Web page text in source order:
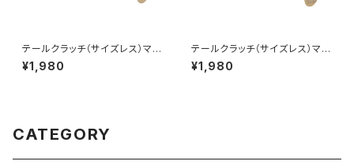
テールクラッチ（サイズレス）マー
ブル HTC0108-BL（ブルー）
¥1,980
テールクラッチ（サイズレス）マー
ブル HTC0108-BE（ベージュ）
¥1,980
CATEGORY